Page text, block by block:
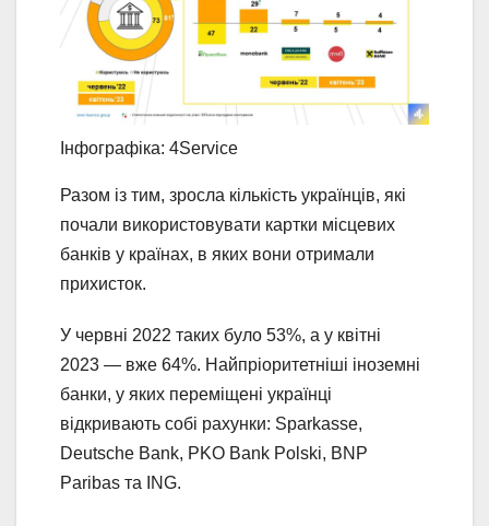
Інфографіка: 4Service
Разом із тим, зросла кількість українців, які
почали використовувати картки місцевих
банків у країнах, в яких вони отримали
прихисток.
У червні 2022 таких було 53%, а у квітні
2023 — вже 64%. Найпріоритетніші іноземні
банки, у яких переміщені українці
відкривають собі рахунки: Sparkasse,
Deutsche Bank, PKO Bank Polski, BNP
Paribas та ING.